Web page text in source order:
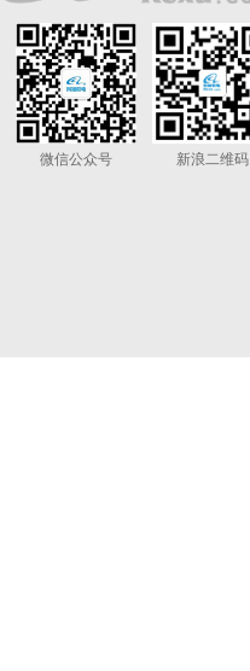
微信公众号 新浪二维码